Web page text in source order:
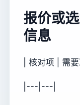
报价或
信息
| 核对项 | 需
|---|---|